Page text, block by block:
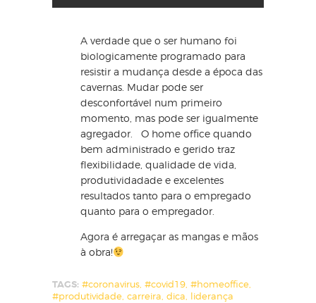
A verdade que o ser humano foi
biologicamente programado para
resistir a mudança desde a época das
cavernas. Mudar pode ser
desconfortável num primeiro
momento, mas pode ser igualmente
agregador. O home office quando
bem administrado e gerido traz
flexibilidade, qualidade de vida,
produtividadade e excelentes
resultados tanto para o empregado
quanto para o empregador.
Agora é arregaçar as mangas e mãos
à obra!
TAGS: #coronavirus #covid19 #homeoffice
#produtividade carreira dica liderança